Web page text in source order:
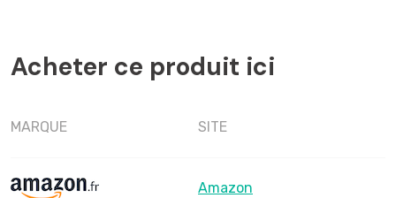
Acheter ce produit ici
MARQUE SITE
Amazon